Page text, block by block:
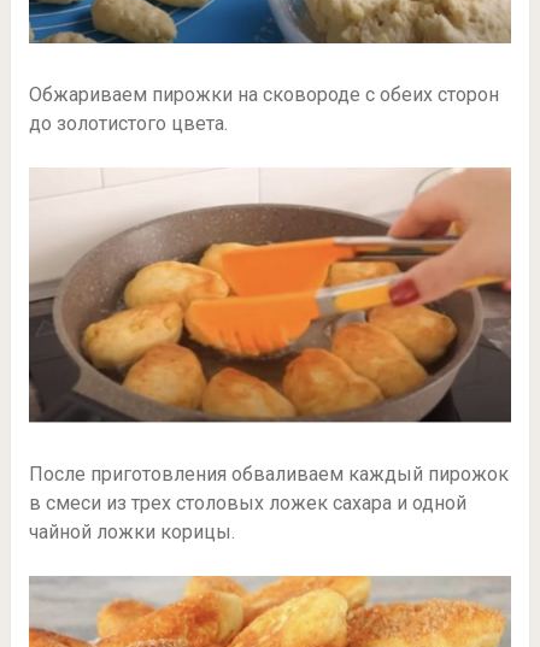
Обжариваем пирожки на сковороде с обеих сторон
до золотистого цвета.
После приготовления обваливаем каждый пирожок
в смеси из трех столовых ложек сахара и одной
чайной ложки корицы.